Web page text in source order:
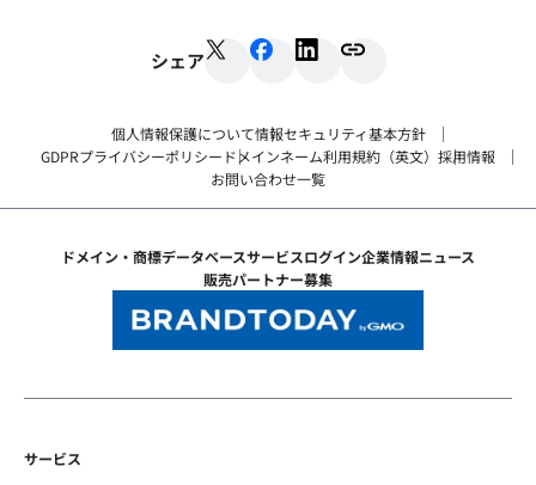
シェア
個人情報保護について情報セキュリティ基本方針
GDPRプライバシーポリシー ドメインネーム利用規約（英文） 採用情報
お問い合わせ一覧
ドメイン・商標データベースサービスログイン企業情報ニュース
販売パートナー募集
サービス